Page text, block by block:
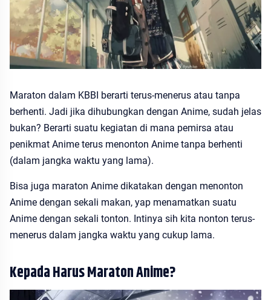
Maraton dalam KBBI berarti terus-menerus atau tanpa
berhenti. Jadi jika dihubungkan dengan Anime, sudah jelas
bukan? Berarti suatu kegiatan di mana pemirsa atau
penikmat Anime terus menonton Anime tanpa berhenti
(dalam jangka waktu yang lama).
Bisa juga maraton Anime dikatakan dengan menonton
Anime dengan sekali makan, yap menamatkan suatu
Anime dengan sekali tonton. Intinya sih kita nonton terus-
menerus dalam jangka waktu yang cukup lama.
Kepada Harus Maraton Anime?